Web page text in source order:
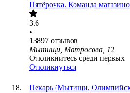
Пятёрочка. Команда
3.6
•
13897 отзывов
Мытищи, Матросова, 12
Откликнитесь среди первых
Откликнуться
Пекарь (Мытищи,